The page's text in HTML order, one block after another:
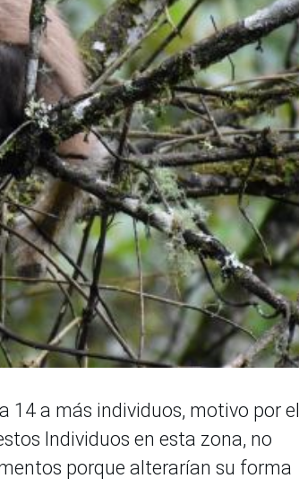
14 a más individuos, motivo por el
Individuos en esta zona, no
porque alterarían su forma